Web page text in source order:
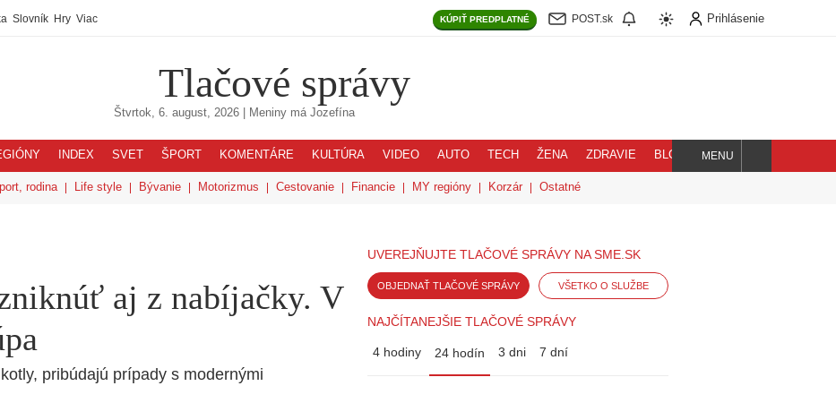
Slovník Hry Viac KÚPIŤ PREDPLATNÉ POST.sk Prihlásenie
Tlačové správy
Štvrtok, 6. august, 2026| Meniny má Jozefína
INDEX SVET ŠPORT KOMENTÁRE KULTÚRA VIDEO AUTO TECH ŽENA ZDRAVIE BLOG
Hľadaj
MENU
rodina Life style Bývanie Motorizmus Cestovanie Financie MY regióny Korzár Ostatné
aj z nabíjačky. V
pribúdajú prípady s modernými
UVEREJŇUJTE TLAČOVÉ SPRÁVY NA SME.SK
OBJEDNAŤ TLAČOVÉ SPRÁVY VŠETKO O SLUŽBE
NAJČÍTANEJŠIE TLAČOVÉ SPRÁVY
4 hodiny 24 hodín 3 dni 7 dní